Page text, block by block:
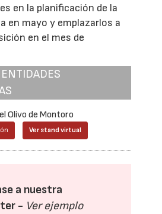
en la planificación de la
en mayo y emplazarlos a
en el mes de
Olivo de Montoro
Ver stand virtual
a nuestra
- Ver ejemplo